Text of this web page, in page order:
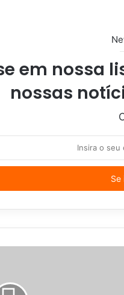
em nossa
nossas